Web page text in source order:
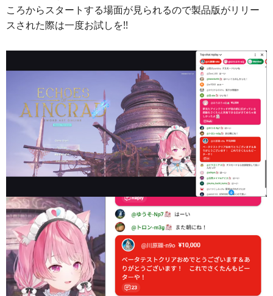
ころからスタートする場面が見られるので製品版がリリー
スされた際は一度お試しを!!